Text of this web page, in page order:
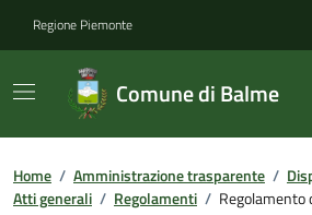
Regione Piemonte
Comune di Balme
Home / Amministrazione trasparente /
Atti generali / Regolamenti / Regolamento